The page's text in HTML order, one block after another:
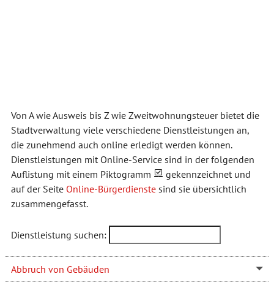
Von A wie Ausweis bis Z wie Zweitwohnungsteuer bietet die
Stadtverwaltung viele verschiedene Dienstleistungen an,
die zunehmend auch online erledigt werden können.
Dienstleistungen mit Online-Service sind in der folgenden
Auflistung mit einem Piktogramm
gekennzeichnet und
auf der Seite Online-Bürgerdienstesind sie übersichtlich
zusammengefasst.
Dienstleistung suchen:
Abbruch von Gebäuden